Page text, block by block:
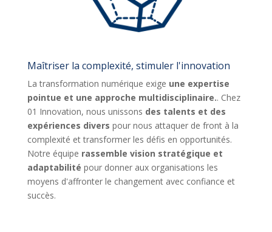
Maîtriser la complexité, stimuler l'innovation
La transformation numérique exige une expertise
pointue et une approche multidisciplinaire.. Chez
01 Innovation, nous unissons des talents et des
expériences divers pour nous attaquer de front à la
complexité et transformer les défis en opportunités.
Notre équipe rassemble vision stratégique et
adaptabilité pour donner aux organisations les
moyens d'affronter le changement avec confiance et
succès.